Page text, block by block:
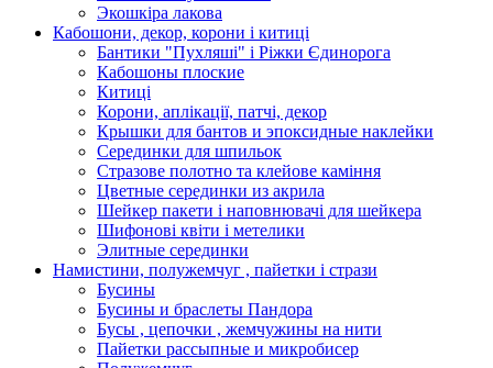
Экошкiра лакова
Кабошони, декор, корони і китиці
Бантики "Пухляші" і Ріжки Єдинорога
Кабошоны плоские
Китиці
Корони, аплікації, патчі, декор
Крышки для бантов и эпоксидные наклейки
Серединки для шпильок
Стразове полотно та клейове каміння
Цветные серединки из акрила
Шейкер пакети і наповнювачі для шейкера
Шифонові квіти і метелики
Элитные серединки
Намистини, полужемчуг , пайетки і стрази
Бусины
Бусины и браслеты Пандора
Бусы , цепочки , жемчужины на нити
Пайетки рассыпные и микробисер